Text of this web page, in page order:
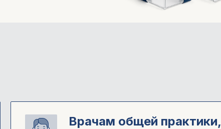
Врачам общей практики,